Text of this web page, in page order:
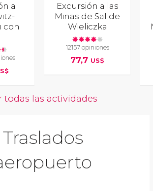
a
con
Excursión a las
Minas de Sal de
Wieliczka
12157 opiniones
77,7 US$
todas las actividades
Traslados